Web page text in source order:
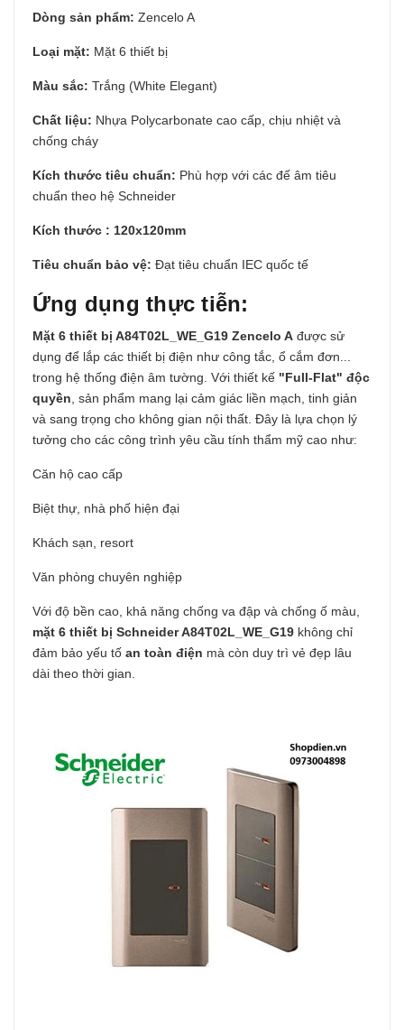
Dòng sản phẩm: Zencelo A
Loại mặt: Mặt 6 thiết bị
Màu sắc: Trắng (White Elegant)
Chất liệu: Nhựa Polycarbonate cao cấp, chịu nhiệt và
chống cháy
Kích thước tiêu chuẩn: Phù hợp với các đế âm tiêu
chuẩn theo hệ Schneider
Kích thước : 120x120mm
Tiêu chuẩn bảo vệ: Đạt tiêu chuẩn IEC quốc tế
Ứng dụng thực tiễn:
Mặt 6 thiết bị A84T02L_WE_G19 Zencelo A được sử
dụng để lắp các thiết bị điện như công tắc, ổ cắm đơn...
trong hệ thống điện âm tường. Với thiết kế "Full-Flat" độc
quyền , sản phẩm mang lại cảm giác liền mạch, tinh giản
và sang trọng cho không gian nội thất. Đây là lựa chọn lý
tưởng cho các công trình yêu cầu tính thẩm mỹ cao như:
Căn hộ cao cấp
Biệt thự, nhà phố hiện đại
Khách sạn, resort
Văn phòng chuyên nghiệp
Với độ bền cao, khả năng chống va đập và chống ố màu,
mặt 6 thiết bị SchneiderA84T02L_WE_G19 không chỉ
đảm bảo yếu tố an toàn điện mà còn duy trì vẻ đẹp lâu
dài theo thời gian.